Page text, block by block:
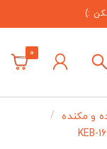
:)
0
و مکنده